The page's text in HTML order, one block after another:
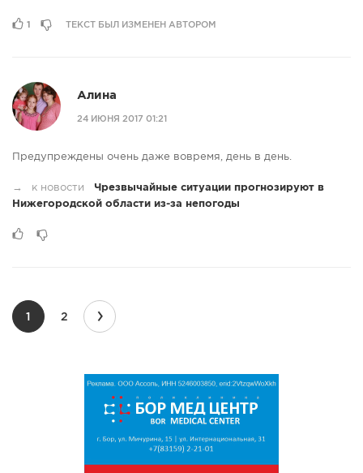
1 ТЕКСТ БЫЛ ИЗМЕНЕН АВТОРОМ
Алина
24 ИЮНЯ 2017 01:21
Предупреждены очень даже вовремя, день в день.
→ к новости Чрезвычайные ситуации прогнозируют в
Нижегородской области из-за непогоды
1 2 ›